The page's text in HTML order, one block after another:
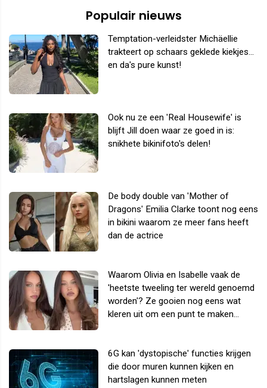
Populair nieuws
Temptation-verleidster Michäellie
trakteert op schaars geklede kiekjes...
en da's pure kunst!
Ook nu ze een 'Real Housewife' is
blijft Jill doen waar ze goed in is:
snikhete bikinifoto's delen!
De body double van 'Mother of
Dragons' Emilia Clarke toont nog eens
in bikini waarom ze meer fans heeft
dan de actrice
Waarom Olivia en Isabelle vaak de
'heetste tweeling ter wereld genoemd
worden'? Ze gooien nog eens wat
kleren uit om een punt te maken...
6G kan 'dystopische' functies krijgen
die door muren kunnen kijken en
hartslagen kunnen meten